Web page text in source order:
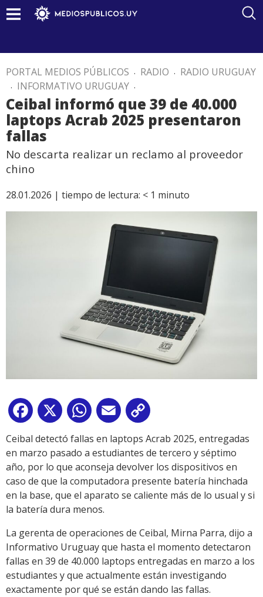
PORTAL MEDIOS PÚBLICOS . RADIO . RADIO URUGUAY
. INFORMATIVO URUGUAY .
Ceibal informó que 39 de 40.000
laptops Acrab 2025 presentaron
fallas
No descarta realizar un reclamo al proveedor
chino
28.01.2026 | tiempo de lectura: < 1 minuto
Facebook
X WhatsApp
Email
Link
Ceibal detectó fallas en laptops Acrab 2025, entregadas
en marzo pasado a estudiantes de tercero y séptimo
año, por lo que aconseja devolver los dispositivos en
caso de que la computadora presente batería hinchada
en la base, que el aparato se caliente más de lo usual y si
la batería dura menos.
La gerenta de operaciones de Ceibal, Mirna Parra, dijo a
Informativo Uruguay que hasta el momento detectaron
fallas en 39 de 40.000 laptops entregadas en marzo a los
estudiantes y que actualmente están investigando
exactamente por qué se están dando las fallas.